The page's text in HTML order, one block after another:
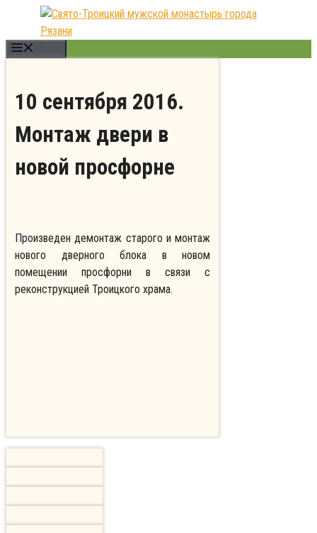
Перейти
содержимому
10 сентября 2016.
Монтаж двери в
новой просфорне
Произведен демонтаж старого и монтаж
нового дверного блока в новом
помещении просфорни в связи с
реконструкцией Троицкого храма.